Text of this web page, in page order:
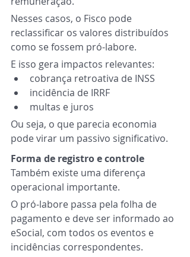
Nesses casos, o Fisco pode
reclassificar os valores distribuídos
como se fossem pró-labore.
E isso gera impactos relevantes:
cobrança retroativa de INSS
incidência de IRRF
multas e juros
Ou seja, o que parecia economia
pode virar um passivo significativo.
Forma de registro e controle
Também existe uma diferença
operacional importante.
O pró-labore passa pela folha de
pagamento e deve ser informado ao
eSocial, com todos os eventos e
incidências correspondentes.